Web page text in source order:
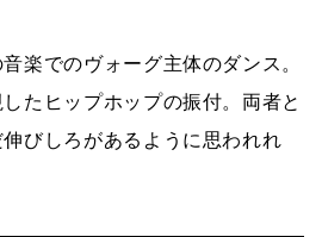
楽でのヴォーグ主体のダンス。
たヒップホップの振付。両者と
びしろがあるように思われれ